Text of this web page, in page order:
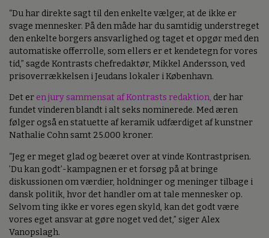
“Du har direkte sagt til den enkelte vælger, at de ikke er
svage mennesker. På den måde har du samtidig understreget
den enkelte borgers ansvarlighed og taget et opgør med den
automatiske offerrolle, som ellers er et kendetegn for vores
tid,” sagde Kontrasts chefredaktør, Mikkel Andersson, ved
prisoverrækkelsen i Jeudans lokaler i København.
Det er en jury sammensat af Kontrasts redaktion, der har
fundet vinderen blandt i alt seks nominerede. Med æren
følger også en statuette af keramik udfærdiget af kunstner
Nathalie Cohn samt 25.000 kroner.
“Jeg er meget glad og beæret over at vinde Kontrastprisen.
’Du kan godt’-kampagnen er et forsøg på at bringe
diskussionen om værdier, holdninger og meninger tilbage i
dansk politik, hvor det handler om at tale mennesker op.
Selvom ting ikke er vores egen skyld, kan det godt være
vores eget ansvar at gøre noget ved det,” siger Alex
Vanopslagh.